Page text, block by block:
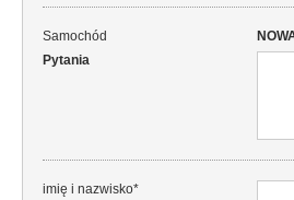
Samochód
Pytania
imię i nazwisko*